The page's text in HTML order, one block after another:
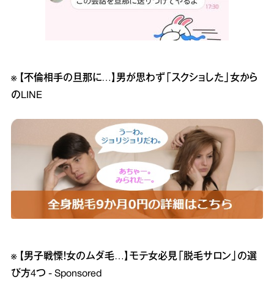
※ 【不倫相手の旦那に…】男が思わず「スクショした」女から
のLINE
※ 【男子戦慄！女のムダ毛…】モテ女必見「脱毛サロン」の選
び方4つ - Sponsored